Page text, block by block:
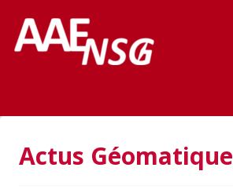
AAE-ENSG
Actus Géomatique